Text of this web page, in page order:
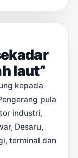
laut”
kepada
pula
industri,
Desaru,
terminal dan